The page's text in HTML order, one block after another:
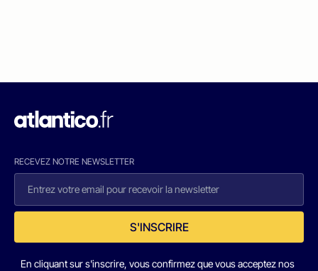
RECEVEZ NOTRE NEWSLETTER
S'INSCRIRE
En cliquant sur s'inscrire, vous confirmez que vous acceptez nos